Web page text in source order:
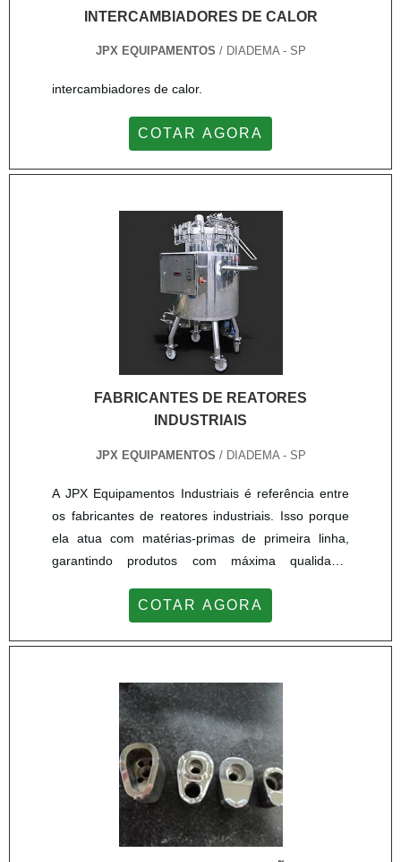
INTERCAMBIADORES DE CALOR
JPX EQUIPAMENTOS / DIADEMA - SP
intercambiadores de calor.
COTAR AGORA
FABRICANTES DE REATORES
INDUSTRIAIS
JPX EQUIPAMENTOS / DIADEMA - SP
A JPX Equipamentos Industriais é referência entre
os fabricantes de reatores industriais. Isso porque
ela atua com matérias-primas de primeira linha,
garantindo produtos com máxima qualidade,
no processo de fabricação, a JPX Equipamentos
de assistência e manutenção, tornando-se
INFORMAÇÕES E DETALHES SOBRE O
PRODUTOOs reatores industriais são utilizados
para realizar a mistura, homogeneização,
cisalhamento e controle de temperatura de
componentes químicos. Para se destacar entre os
fabricantes de reator industrial, a JPX
Equipamentos Industriais oferece produtos com
COTAR AGORA